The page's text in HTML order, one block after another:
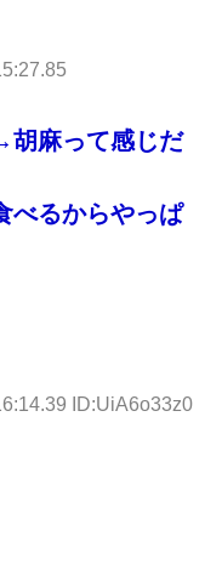
麻って感じだ
べるからやっぱ
ID:UiA6o33z0